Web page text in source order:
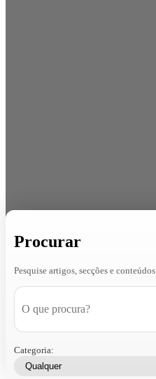
Procurar
Pesquise artigos, secções e conteúdos
Categoria: